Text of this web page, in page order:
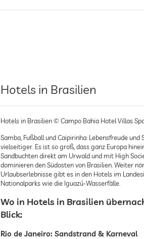
Hotels in Brasilien
Hotels in Brasilien © Campo Bahia Hotel Villas
Samba, Fußball und Caipirinha: Lebensfreude
vielseitiger. Es ist so groß, dass ganz Europa
Sandbuchten direkt am Urwald und mit High
dominieren den Südosten von Brasilien. Weiter
Urlaubserlebnisse gibt es in den Hotels im
Nationalparks wie die Iguazú-Wasserfälle.
Wo in Hotels in Brasilien
Blick:
Rio de Janeiro: Sandstrand & Karneval